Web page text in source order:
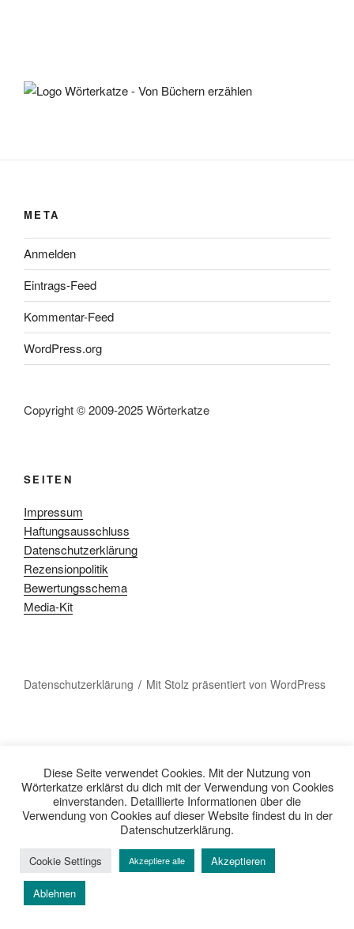
META
Anmelden
Eintrags-Feed
Kommentar-Feed
WordPress.org
Copyright © 2009-2025 Wörterkatze
SEITEN
Impressum
Haftungsausschluss
Datenschutzerklärung
Rezensionpolitik
Bewertungsschema
Media-Kit
Datenschutzerklärung Mit Stolz präsentiert von WordPress
Diese Seite verwendet Cookies. Mit der Nutzung von
Wörterkatze erklärst du dich mit der Verwendung von Cookies
einverstanden. Detaillierte Informationen über die
Verwendung von Cookies auf dieser Website findest du in der
Datenschutzerklärung.
Cookie Settings Akzeptiere alle Akzeptieren
Ablehnen